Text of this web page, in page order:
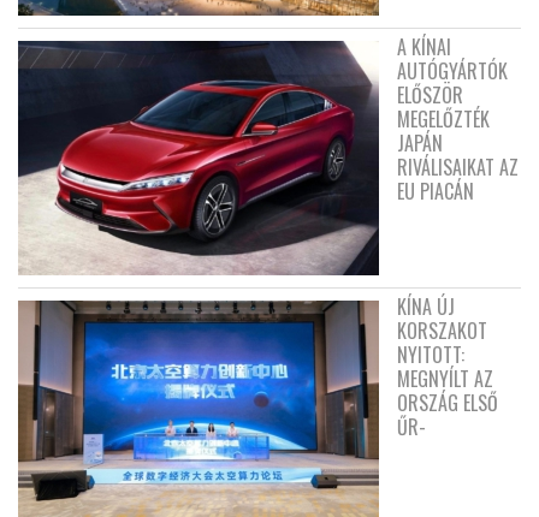
A KÍNAI
AUTÓGYÁRTÓK
ELŐSZÖR
MEGELŐZTÉK
JAPÁN
RIVÁLISAIKAT AZ
EU PIACÁN
KÍNA ÚJ
KORSZAKOT
NYITOTT:
MEGNYÍLT AZ
ORSZÁG ELSŐ
ŰR-